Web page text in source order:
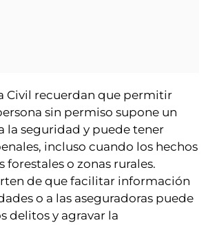
Civil recuerdan que permitir
sin permiso supone un
la seguridad y puede tener
incluso cuando los hechos
forestales o zonas rurales.
de que facilitar información
o a las aseguradoras puede
delitos y agravar la